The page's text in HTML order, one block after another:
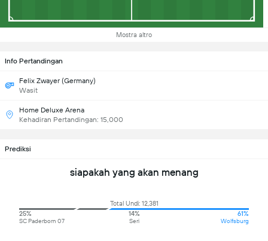
Mostra altro
Info Pertandingan
Felix Zwayer (Germany)
Wasit
Home Deluxe Arena
Kehadiran Pertandingan: 15,000
Prediksi
siapakah yang akan menang
Total Undi: 12,381
25%
SC Paderborn 07
14%
Seri
61%
Wolfsburg